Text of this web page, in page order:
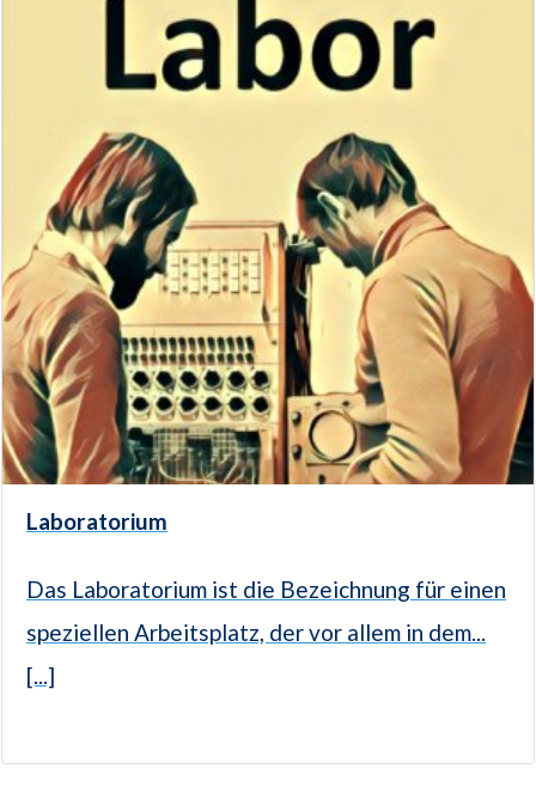
Laboratorium
Das Laboratorium ist die Bezeichnung für einen
speziellen Arbeitsplatz, der vor allem in dem...
[...]